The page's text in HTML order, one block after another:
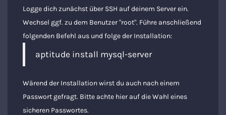
Logge dich zunächst über SSH auf deinem Server ein.
Wechsel ggf. zu dem Benutzer "root". Führe anschließend
folgenden Befehl aus und folge der Installation:
aptitude install mysql-server
Wärend der Installation wirst du auch nach einem
Passwort gefragt. Bitte achte hier auf die Wahl eines
sicheren Passwortes.